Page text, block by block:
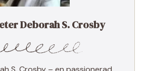
Deborah S. Crosby